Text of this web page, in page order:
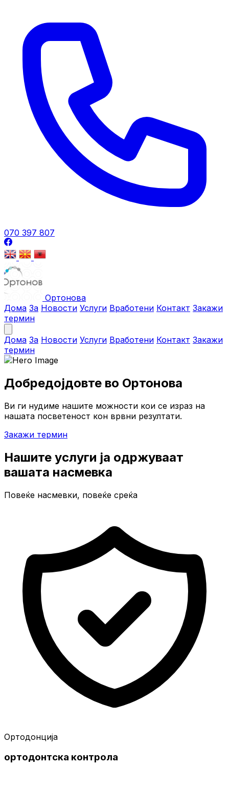
070 397 807
Ортонова
Дома За Новости Услуги Вработени Контакт Закажи
термин
Дома За Новости Услуги Вработени Контакт Закажи
термин
Добредојдовте во Ортонова
Ви ги нудиме нашите можности кои се израз на
нашата посветеност кон врвни резултати.
Закажи термин
Нашите услуги ја одржуваат
вашата насмевка
Повеќе насмевки, повеќе среќа
Ортодонција
ортодонтска контрола